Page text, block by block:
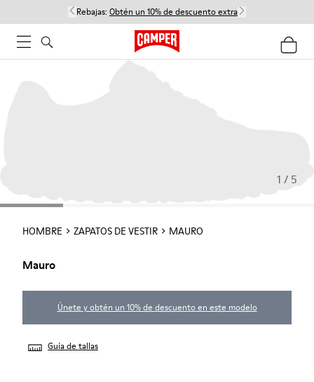
Rebajas: Obtén un 10% de descuento extra
1 / 5
HOMBRE ZAPATOS DE VESTIR MAURO
Mauro
Únete y obtén un 10% de descuento en este modelo
Guía de tallas